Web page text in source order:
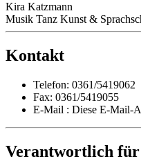
Kira Katzmann
Musik Tanz Kunst &
Kontakt
Telefon: 0361/5419062
Fax: 0361/5419055
E-Mail : Diese E-Mail-
Verantwortlich für